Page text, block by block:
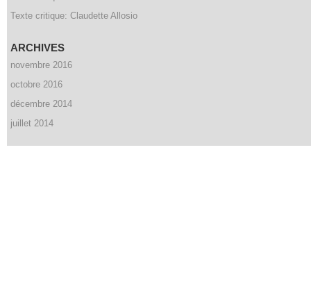
Texte critique: Claudette Allosio
ARCHIVES
novembre 2016
octobre 2016
décembre 2014
juillet 2014